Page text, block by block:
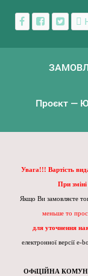
Проєкт —
Увага!!! Вартість
При
Якщо Ви замовляєте
меньше то
для уточнення
електронної версії e-
ОФіЦІЙНА